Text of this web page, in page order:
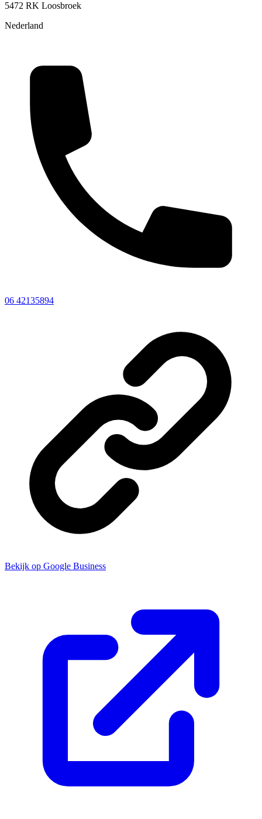
5472 RK Loosbroek
Nederland
06 42135894
Bekijk op Google Business